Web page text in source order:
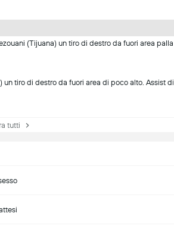
(Tijuana) un tiro di destro da fuori area palla
tiro di destro da fuori area di poco alto. Assist di
tutti